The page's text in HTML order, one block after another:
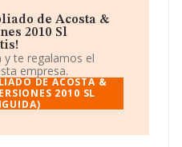
& Fioravanti
, CIF B65362709,
núm. 44 Piso 3. Pta 3,
Cataluña.
INFORMA sobre 27.497
la cifra de 868 millones
de Acosta &
2010 Sl
y te regalamos el
empresa.
DE ACOSTA &
2010 SL